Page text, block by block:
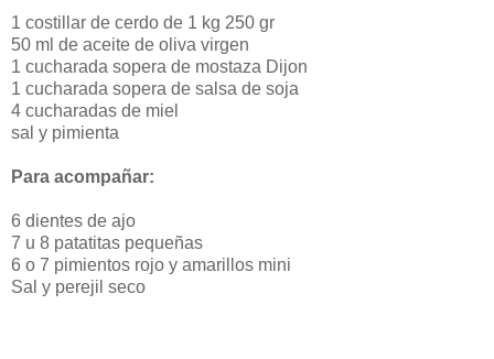
1 costillar de cerdo de 1 kg 250 gr
50 ml de aceite de oliva virgen
1 cucharada sopera de mostaza Dijon
1 cucharada sopera de salsa de soja
4 cucharadas de miel
sal y pimienta
Para acompañar:
6 dientes de ajo
7 u 8 patatitas pequeñas
6 o 7 pimientos rojo y amarillos mini
Sal y perejil seco